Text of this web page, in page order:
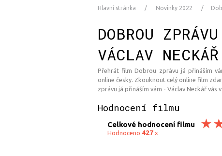
Hlavní stránka Novinky 2022
DOBROU
VÁCLAV NECKÁŘ
Přehrát film Dobrou zprávu já přináším
online česky. Zkouknout celý online film
zprávu já přináším vám - Václav Neckář vás
Hodnocení filmu
Celkové hodnocení filmu
Hodnoceno 427 x